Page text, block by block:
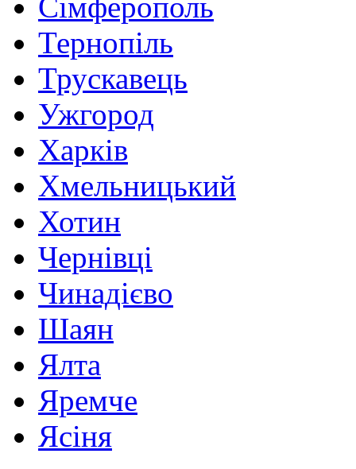
Сімферополь
Тернопіль
Трускавець
Ужгород
Харків
Хмельницький
Хотин
Чернівці
Чинадієво
Шаян
Ялта
Яремче
Ясіня